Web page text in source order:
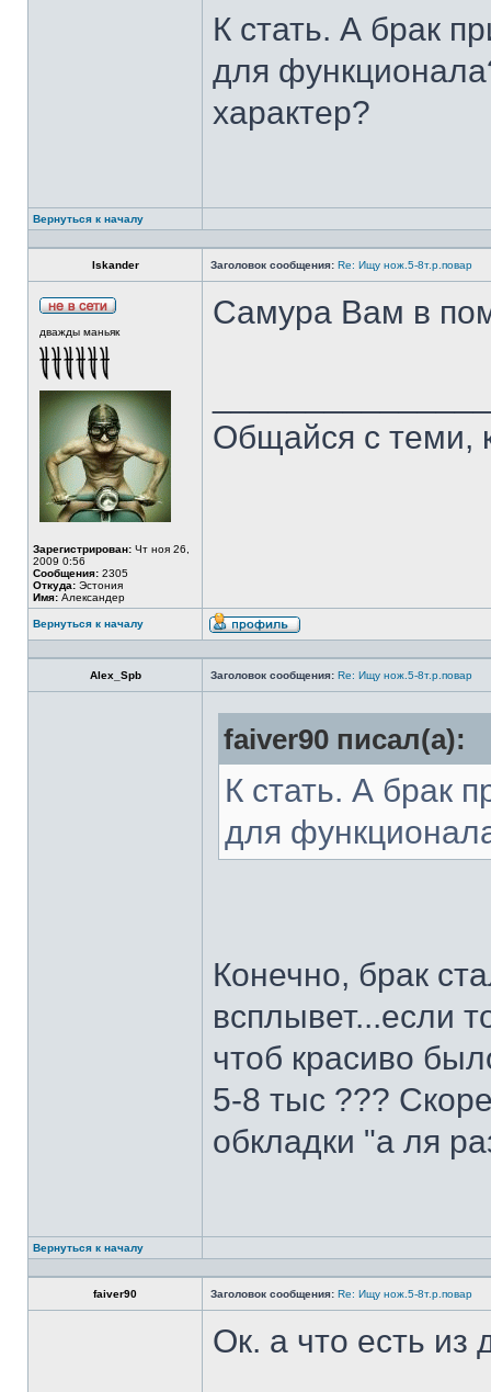
К стать. А брак
для
характер?
Вернуться к началу
Iskander Заголовок сообщения: Re: Ищу нож.5-8т.р.повар
дважды маньяк
Зарегистрирован: Чт ноя 26,
2009 0:56
Сообщения: 2305
Откуда: Эстония
Имя: Александер
Самура Вам в
Общайся с теми,
Вернуться к началу
Alex_Spb Заголовок сообщения: Re: Ищу нож.5-8т.р.повар
faiver90 писал(а):
К стать. А брак
для
Конечно, брак
всплывет...если
чтоб красиво
5-8 тыс ???
обкладки "а ля
Вернуться к началу
faiver90 Заголовок сообщения: Re: Ищу нож.5-8т.р.повар
Ок. а что есть из